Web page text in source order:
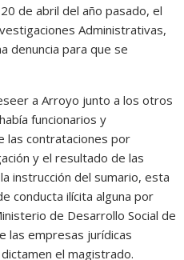
de abril del año pasado, el
Administrativas,
denuncia para que se
a Arroyo junto a los otros
funcionarios y
las contrataciones por
y el resultado de las
instrucción del sumario, esta
conducta ilícita alguna por
de Desarrollo Social de
las empresas jurídicas
el magistrado.